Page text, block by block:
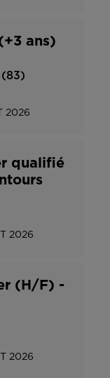
ans)
2026
qualifié
2026
(H/F) -
2026